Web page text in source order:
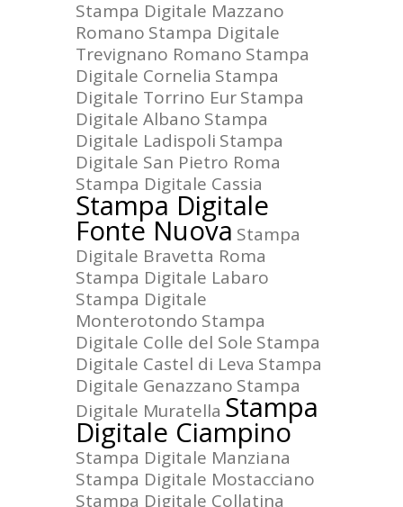
Stampa Digitale Mazzano
Romano Stampa Digitale
Trevignano Romano Stampa
Digitale Cornelia Stampa
Digitale Torrino EurStampa
Digitale Albano Stampa
Digitale Ladispoli Stampa
Digitale San Pietro Roma
Stampa Digitale Cassia
Stampa Digitale
Fonte Nuova Stampa
Digitale Bravetta Roma
Stampa Digitale Labaro
Stampa Digitale
Monterotondo Stampa
Digitale Colle del Sole Stampa
Digitale Castel di Leva Stampa
Digitale Genazzano Stampa
Digitale Muratella Stampa
Digitale Ciampino
Stampa Digitale Manziana
Stampa Digitale Mostacciano
Stampa Digitale Collatina